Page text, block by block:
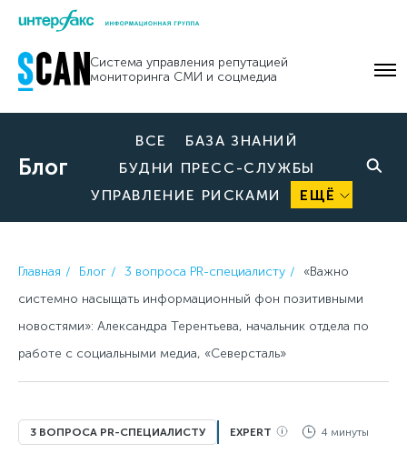
Skip
content
Система управления репутацией
мониторинга СМИ и соцмедиа
Блог
ВСЕ
БАЗА ЗНАНИЙ
БУДНИ ПРЕСС-СЛУЖБЫ
УПРАВЛЕНИЕ РИСКАМИ
ЕЩЁ
Главная Блог 3 вопроса PR-специалисту
«Важно
системно насыщать информационный фон позитивными
новостями»: Александра Терентьева, начальник отдела по
работе с социальными медиа, «Северсталь»
3 ВОПРОСА PR-СПЕЦИАЛИСТУ EXPERT 4 минуты